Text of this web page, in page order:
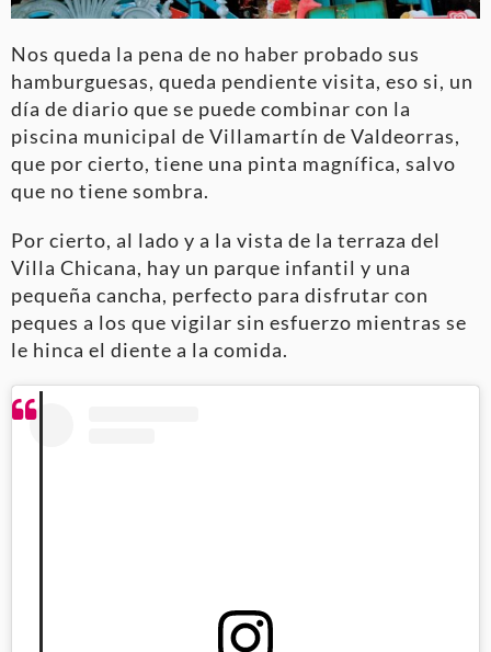
Nos queda la pena de no haber probado sus
hamburguesas, queda pendiente visita, eso si, un
día de diario que se puede combinar con la
piscina municipal de Villamartín de Valdeorras,
que por cierto, tiene una pinta magnífica, salvo
que no tiene sombra.
Por cierto, al lado y a la vista de la terraza del
Villa Chicana, hay un parque infantil y una
pequeña cancha, perfecto para disfrutar con
peques a los que vigilar sin esfuerzo mientras se
le hinca el diente a la comida.